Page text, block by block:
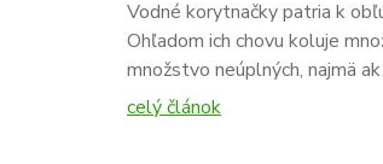
Vodné korytnačky patria k
Ohľadom ich chovu koluje
množstvo neúplných, najmä
celý článok